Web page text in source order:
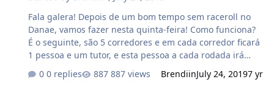
acordo com a sequencia do sorteio. Prêmio: 1° Numero
sorteado: = 30kk's 2° Numero…
Fala galera! Depois de um bom tempo sem raceroll no
Danae, vamos fazer nesta quinta-feira! Como funciona?
É o seguinte, são 5 corredores e em cada corredor ficará
1 pessoa e um tutor, e esta pessoa a cada rodada irá
quantidade de sqm de acordo com o numero que sair
0 replies 887 views BrendiinJuly 24, 20197 yr